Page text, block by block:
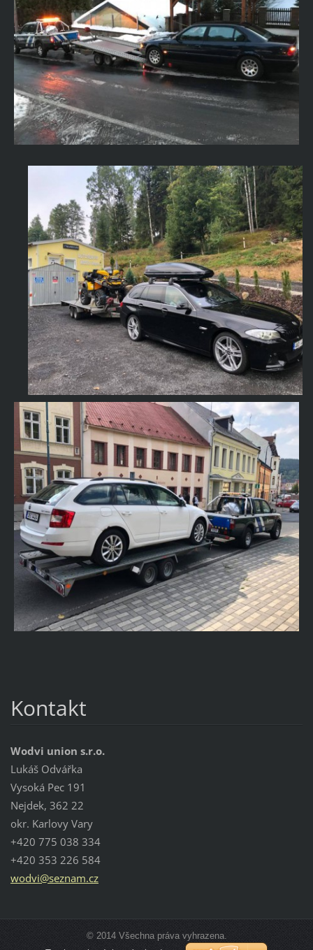
Kontakt
Wodvi union s.r.o.
Lukáš Odvářka
Vysoká Pec 191
Nejdek, 362 22
okr. Karlovy Vary
+420 775 038 334
+420 353 226 584
wodvi@seznam.cz
© 2014 Všechna práva vyhrazena.